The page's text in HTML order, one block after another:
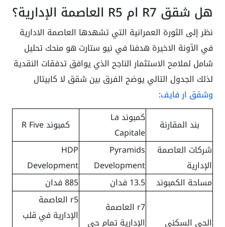
هل شقق R7 ام R5 العاصمة الإدارية؟
نظر إلى الثورة العمرانية التي تشهدها العاصمة الادارية
في الآونة الاخيرة هدفنا في نيو ستارت هو منحك تحليل
شامل لملامح الاستثمار الناجح الذي يوافق تدفقات النقدية
لذلك الجدول التالي يوضح الفرق بين شقق لا كابيتال
وشقق ار فايف:
بند المقارنة
كمبوند La
Capitale
كمبوند R Five
شركات العاصمة
الإدارية
Pyramids
Development
HDP
Development
مساحة الكمبوند
13.5 فدان 885 فدان
الحي السكني
r7 العاصمة
الإدارية تمام حي
r5 العاصمة
الإدارية في قلب